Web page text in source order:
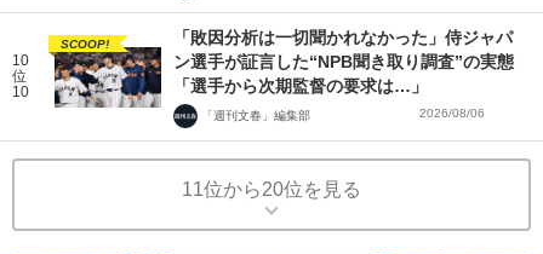
10
位
10
SCOOP!
「敗因分析は一切聞かれなかった」侍ジャパ
ン選手が証言した“NPB聞き取り調査”の実態
「選手から次期監督の要求は…」
「週刊文春」編集部 2026/08/06
11位から20位を見る